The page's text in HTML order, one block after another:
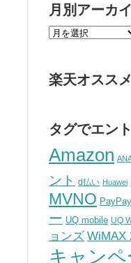
月別アーカ
楽天オスス
タグでエン
Amazon
ント
d払い Huawei
MVNO PayPay
ー UQ mobile UQ
ョンズ WiMAX
キャンペ